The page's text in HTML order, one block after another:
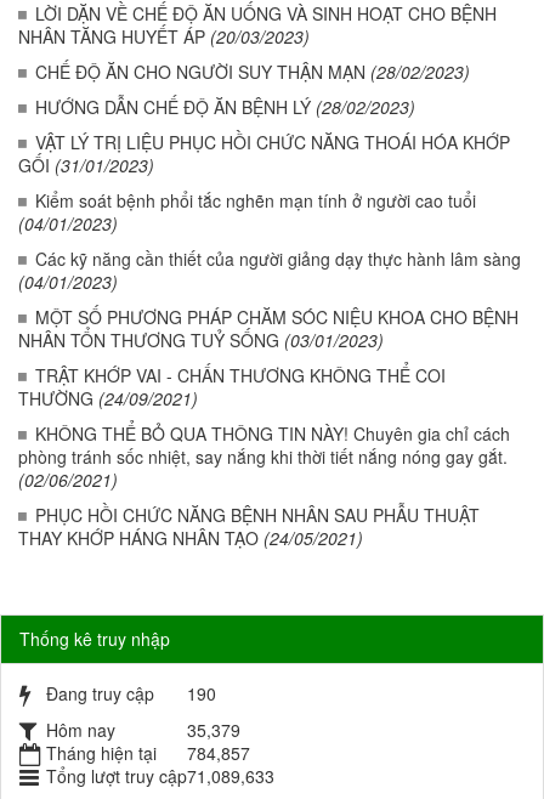
LỜI DẶN VỀ CHẾ ĐỘ ĂN UỐNG VÀ SINH HOẠT CHO BỆNH
NHÂN TĂNG HUYẾT ÁP (20/03/2023)
CHẾ ĐỘ ĂN CHO NGƯỜI SUY THẬN MẠN (28/02/2023)
HƯỚNG DẪN CHẾ ĐỘ ĂN BỆNH LÝ (28/02/2023)
VẬT LÝ TRỊ LIỆU PHỤC HỒI CHỨC NĂNG THOÁI HÓA KHỚP
GỐI (31/01/2023)
Kiểm soát bệnh phổi tắc nghẽn mạn tính ở người cao tuổi
(04/01/2023)
Các kỹ năng cần thiết của người giảng dạy thực hành lâm sàng
(04/01/2023)
MỘT SỐ PHƯƠNG PHÁP CHĂM SÓC NIỆU KHOA CHO BỆNH
NHÂN TỔN THƯƠNG TUỶ SỐNG (03/01/2023)
TRẬT KHỚP VAI - CHẤN THƯƠNG KHÔNG THỂ COI
THƯỜNG (24/09/2021)
KHÔNG THỂ BỎ QUA THÔNG TIN NÀY! Chuyên gia chỉ cách
phòng tránh sốc nhiệt, say nắng khi thời tiết nắng nóng gay gắt.
(02/06/2021)
PHỤC HỒI CHỨC NĂNG BỆNH NHÂN SAU PHẪU THUẬT
THAY KHỚP HÁNG NHÂN TẠO (24/05/2021)
Thống kê truy nhập
Đang truy cập
190
Hôm nay
35,379
Tháng hiện tại
784,857
Tổng lượt truy cập71,089,633